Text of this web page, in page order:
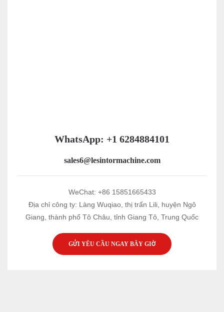
WhatsApp: +1 6284884101
sales6@lesintormachine.com
WeChat: +86 15851665433
Địa chỉ công ty: Làng Wuqiao, thị trấn Lili, huyện Ngô
Giang, thành phố Tô Châu, tỉnh Giang Tô, Trung Quốc
GỬI YÊU CẦU NGAY BÂY GIỜ